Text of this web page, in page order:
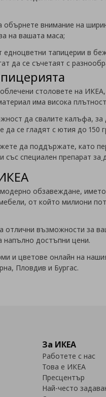
внимание на
на вашата маса;
едноцветни тапицерии в
да се съчетаят с
столовете на
има висока
да свалите калъфа,
се гладят с ютия до 150
да поддържате, като
със специален препарат за
обзавеждане,
от който милиони
отлични възможности за
напълно достъпни цени.
и цветове онлайн на
Пловдив и Бургас.
За ИКЕА
Работете с нас
Това е ИКЕА
Пресцентър
Най-често